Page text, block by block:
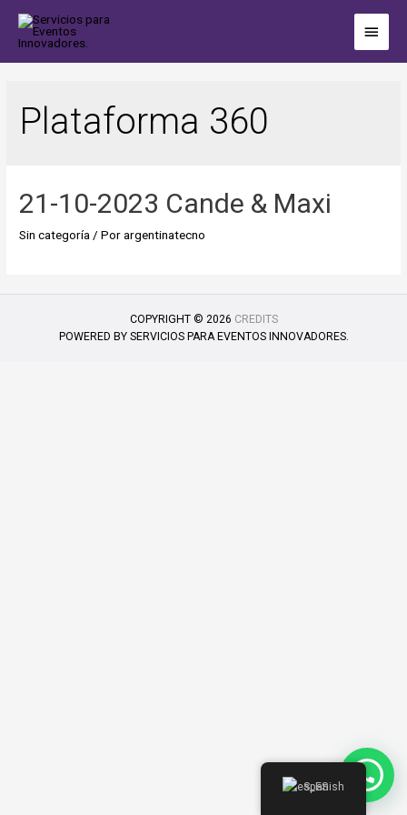
Plataforma 360
21-10-2023 Cande & Maxi
Sin categoría / Porargentinatecno
COPYRIGHT © 2026 CREDITS
POWERED BY SERVICIOS PARA EVENTOS INNOVADORES.
Spanish